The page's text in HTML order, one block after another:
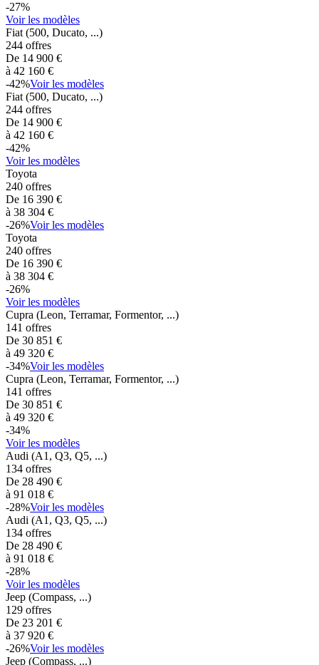
-27%
Voir les modèles
Fiat (500, Ducato, ...)
244 offres
De 14 900 €
à 42 160 €
-42%Voir les modèles
Fiat (500, Ducato, ...)
244 offres
De 14 900 €
à 42 160 €
-42%
Voir les modèles
Toyota
240 offres
De 16 390 €
à 38 304 €
-26%Voir les modèles
Toyota
240 offres
De 16 390 €
à 38 304 €
-26%
Voir les modèles
Cupra (Leon, Terramar, Formentor, ...)
141 offres
De 30 851 €
à 49 320 €
-34%Voir les modèles
Cupra (Leon, Terramar, Formentor, ...)
141 offres
De 30 851 €
à 49 320 €
-34%
Voir les modèles
Audi (A1, Q3, Q5, ...)
134 offres
De 28 490 €
à 91 018 €
-28%Voir les modèles
Audi (A1, Q3, Q5, ...)
134 offres
De 28 490 €
à 91 018 €
-28%
Voir les modèles
Jeep (Compass, ...)
129 offres
De 23 201 €
à 37 920 €
-26%Voir les modèles
Jeep (Compass, ...)